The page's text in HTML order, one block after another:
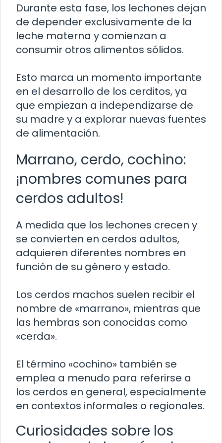
Durante esta fase, los lechones dejan
de depender exclusivamente de la
leche materna y comienzan a
consumir otros alimentos sólidos.
Esto marca un momento importante
en el desarrollo de los cerditos, ya
que empiezan a independizarse de
su madre y a explorar nuevas fuentes
de alimentación.
Marrano, cerdo, cochino:
¡nombres comunes para
cerdos adultos!
A medida que los lechones crecen y
se convierten en cerdos adultos,
adquieren diferentes nombres en
función de su género y estado.
Los cerdos machos suelen recibir el
nombre de «marrano», mientras que
las hembras son conocidas como
«cerda».
El término «cochino» también se
emplea a menudo para referirse a
los cerdos en general, especialmente
en contextos informales o regionales.
Curiosidades sobre los